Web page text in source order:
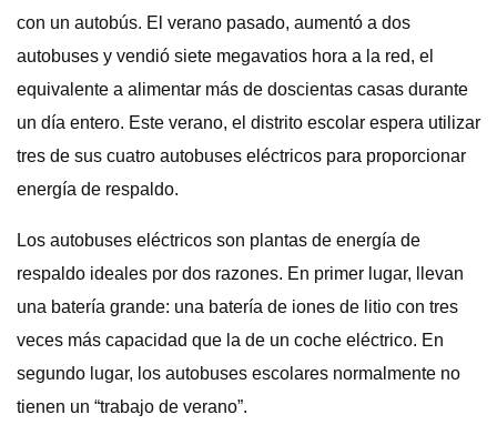
con un autobús. El verano pasado, aumentó a dos
autobuses y vendió siete megavatios hora a la red, el
equivalente a alimentar más de doscientas casas durante
un día entero. Este verano, el distrito escolar espera utilizar
tres de sus cuatro autobuses eléctricos para proporcionar
energía de respaldo.
Los autobuses eléctricos son plantas de energía de
respaldo ideales por dos razones. En primer lugar, llevan
una batería grande: una batería de iones de litio con tres
veces más capacidad que la de un coche eléctrico. En
segundo lugar, los autobuses escolares normalmente no
tienen un “trabajo de verano”.